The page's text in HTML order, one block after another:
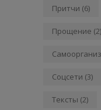
Притчи (6)
Прощение (2)
Соцсети (3)
Тексты (2)